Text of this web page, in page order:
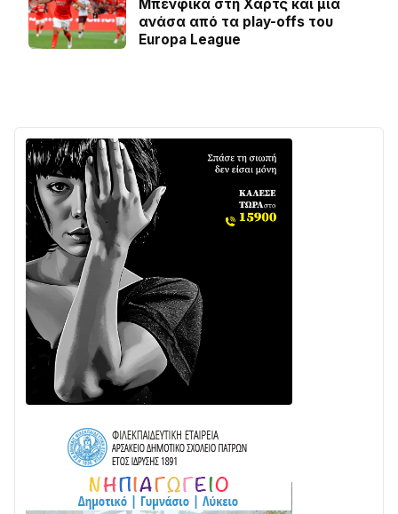
Μπενφίκα στη Χαρτς και μια
ανάσα από τα play-offs του
Europa League